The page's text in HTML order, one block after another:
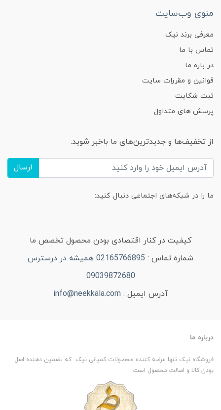
منوی وب‌سایت
معرفی برند نیک
تماس با ما
در باره ما
قوانین و مقررات سایت
ثبت شکایت
پرسش های متداول
از تخفیف‌ها و جدیدترین‌های ما باخبر شوید:
ارسال
ما را در شبکه‌های اجتماعی دنبال کنید:
کیفیت در کنار اقتصادی بودن محصول تخصص ما
شماره تماس :
02165766895 همیشه در درسترس
09039872680
آدرس ایمیل : info@neekkala.com
درباره ما
فروشگاه نیک تنها عرضه کننده محصولات کمپانی نیک که تضمین دهنده اصل
بودن کالا و اصالت محصول است